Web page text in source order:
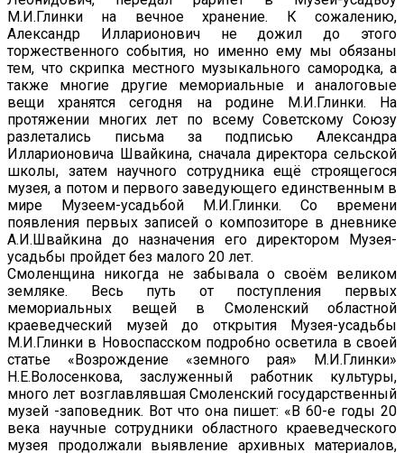
М.И.Глинки на вечное хранение. К сожалению,
Александр Илларионович не дожил до этого
торжественного события, но именно ему мы обязаны
тем, что скрипка местного музыкального самородка, а
также многие другие мемориальные и аналоговые
вещи хранятся сегодня на родине М.И.Глинки. На
протяжении многих лет по всему Советскому Союзу
разлетались письма за подписью Александра
Илларионовича Швайкина, сначала директора сельской
школы, затем научного сотрудника ещё строящегося
музея, а потом и первого заведующего единственным в
мире Музеем-усадьбой М.И.Глинки. Со времени
появления первых записей о композиторе в дневнике
А.И.Швайкина до назначения его директором Музея-
усадьбы пройдет без малого 20 лет.
Смоленщина никогда не забывала о своём великом
земляке. Весь путь от поступления первых
мемориальных вещей в Смоленский областной
краеведческий музей до открытия Музея-усадьбы
М.И.Глинки в Новоспасском подробно осветила в своей
статье «Возрождение «земного рая» М.И.Глинки»
Н.Е.Волосенкова, заслуженный работник культуры,
много лет возглавлявшая Смоленский государственный
музей -заповедник. Вот что она пишет: «В 60-е годы 20
века научные сотрудники областного краеведческого
музея продолжали выявление архивных материалов,